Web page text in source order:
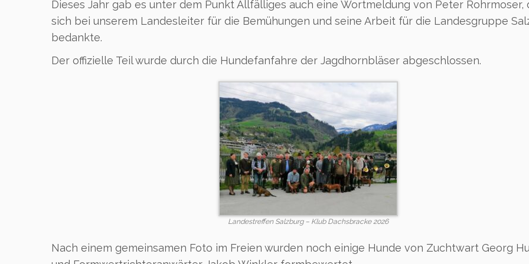
Dieses Jahr gab es unter dem Punkt Allfälliges auch eine Wortmeldung von Peter Rohrmoser,
sich bei unserem Landesleiter für die Bemühungen und seine Arbeit für die Landesgruppe
bedankte.
Der offizielle Teil wurde durch die Hundefanfahre der Jagdhornbläser abgeschlossen.
Landestreffen Salzburg – Klub Dachsbracke 2026
Nach einem gemeinsamen Foto im Freien wurden noch einige Hunde von Zuchtwart Georg